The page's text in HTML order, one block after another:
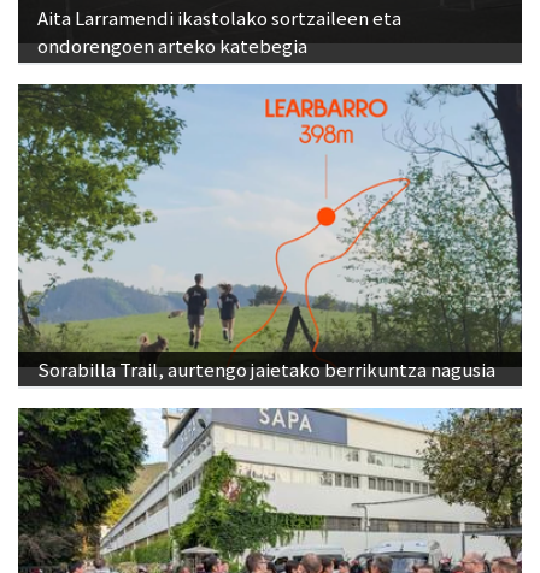
Aita Larramendi ikastolako sortzaileen eta
ondorengoen arteko katebegia
Sorabilla Trail, aurtengo jaietako berrikuntza nagusia